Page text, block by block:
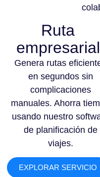
Ruta
empresarial
Genera rutas
en segundos sin
complicaciones
manuales. Ahorra
usando nuestro
de planificación de
viajes.
EXPLORAR SERVICIO